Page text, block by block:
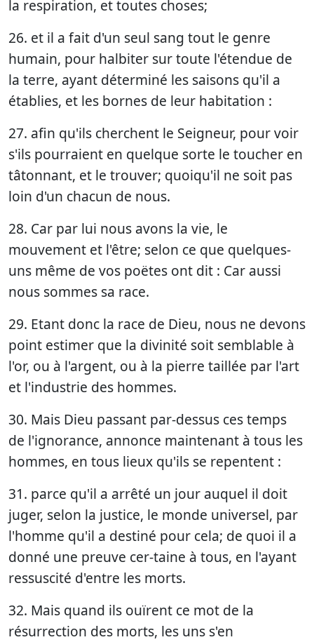
la respiration, et toutes choses;
26. et il a fait d'un seul sang tout le genre
humain, pour halbiter sur toute l'étendue de
la terre, ayant déterminé les saisons qu'il a
établies, et les bornes de leur habitation :
27. afin qu'ils cherchent le Seigneur, pour voir
s'ils pourraient en quelque sorte le toucher en
tâtonnant, et le trouver; quoiqu'il ne soit pas
loin d'un chacun de nous.
28. Car par lui nous avons la vie, le
mouvement et l'être; selon ce que quelques-
uns même de vos poëtes ont dit : Car aussi
nous sommes sa race.
29. Etant donc la race de Dieu, nous ne devons
point estimer que la divinité soit semblable à
l'or, ou à l'argent, ou à la pierre taillée par l'art
et l'industrie des hommes.
30. Mais Dieu passant par-dessus ces temps
de l'ignorance, annonce maintenant à tous les
hommes, en tous lieux qu'ils se repentent :
31. parce qu'il a arrêté un jour auquel il doit
juger, selon la justice, le monde universel, par
l'homme qu'il a destiné pour cela; de quoi il a
donné une preuve cer-taine à tous, en l'ayant
ressuscité d'entre les morts.
32. Mais quand ils ouïrent ce mot de la
résurrection des morts, les uns s'en